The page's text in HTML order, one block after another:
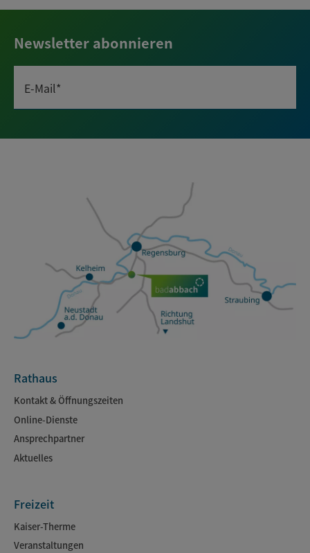
Newsletter abonnieren
E-Mail*
Rathaus
Kontakt & Öffnungszeiten
Online-Dienste
Ansprechpartner
Aktuelles
Freizeit
Kaiser-Therme
Veranstaltungen